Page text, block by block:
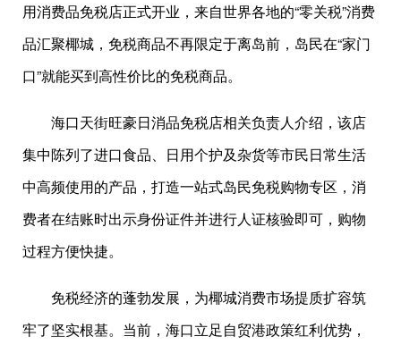
用消费品免税店正式开业，来自世界各地的“零关税”消费
品汇聚椰城，免税商品不再限定于离岛前，岛民在“家门
口”就能买到高性价比的免税商品。
海口天街旺豪日消品免税店相关负责人介绍，该店
集中陈列了进口食品、日用个护及杂货等市民日常生活
中高频使用的产品，打造一站式岛民免税购物专区，消
费者在结账时出示身份证件并进行人证核验即可，购物
过程方便快捷。
免税经济的蓬勃发展，为椰城消费市场提质扩容筑
牢了坚实根基。当前，海口立足自贸港政策红利优势，